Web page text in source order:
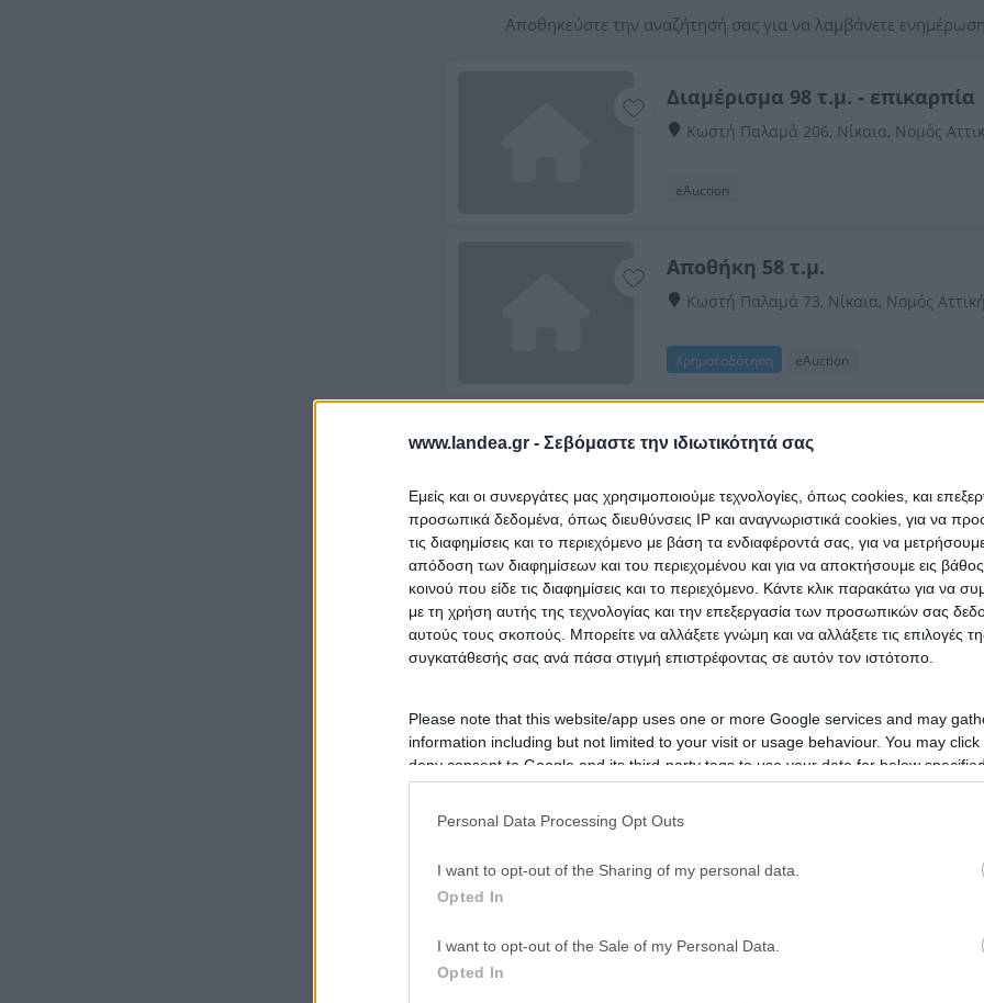
www.landea.gr - Σεβόμαστε την ιδιωτικότητά σας
Εμείς και οι συνεργάτες μας χρησιμοποιούμε τεχνολογίες, όπως cookies, και
προσωπικά δεδομένα, όπως διευθύνσεις IP και αναγνωριστικά cookies, για να
τις διαφημίσεις και το περιεχόμενο με βάση τα ενδιαφέροντά σας, για να
απόδοση των διαφημίσεων και του περιεχομένου και για να αποκτήσουμε εις
κοινού που είδε τις διαφημίσεις και το περιεχόμενο. Κάντε κλικ παρακάτω για να
με τη χρήση αυτής της τεχνολογίας και την επεξεργασία των προσωπικών σας
αυτούς τους σκοπούς. Μπορείτε να αλλάξετε γνώμη και να αλλάξετε τις επιλογές
συγκατάθεσής σας ανά πάσα στιγμή επιστρέφοντας σε αυτόν τον ιστότοπο.
Please note that this website/app uses one or more Google services and may
information including but not limited to your visit or usage behaviour. You may
deny consent to Google and its third-party tags to use your data for below
in below Google consent section.
Personal Data Processing Opt Outs
I want to opt-out of the Sharing of my personal data.
Opted In
I want to opt-out of the Sale of my Personal Data.
Opted In
Αποθηκεύστε την αναζήτησή σας για να λαμβάνετε
Διαμέρισμα 98 τ.μ. - επικαρπία
Κωστή Παλαμά 206, Νίκαια, Νομός
eAuction
Αποθήκη 58 τ.μ.
Κωστή Παλαμά 73, Νίκαια, Νομός
Χρηματοδότηση eAuction
Κατάστημα 68 τ.μ. - 50% εξ
Αττικής
eAuction
Αποθήκη 5 τ.μ.
Καραϊσκάκη & Καλλιπόλεως, Νίκαια,
Διαμέρισμα 81 τ.μ. - 50% εξ
eAuction
Διαμέρισμα 98 τ.μ. - ψιλή